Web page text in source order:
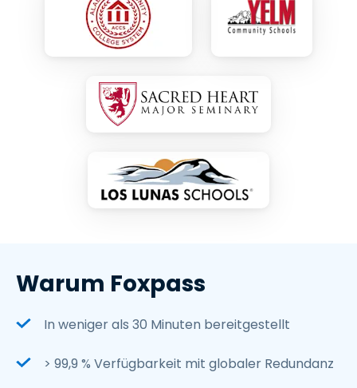
Warum Foxpass
In weniger als 30 Minuten bereitgestellt
> 99,9 % Verfügbarkeit mit globaler Redundanz